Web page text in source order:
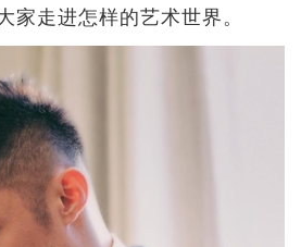
家走进怎样的艺术世界。